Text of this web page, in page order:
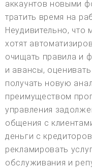
аккаунтов новыми
тратить время на
Неудивительно,
хотят
очищать правила и
и авансы,
получать новую
преимуществом
управления
общения с
деньги с
рекламировать
обслуживания и